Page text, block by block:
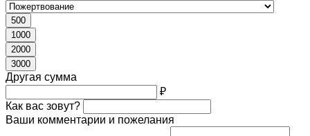
500
1000
2000
3000
Другая сумма
₽
Как вас зовут?
Ваши комментарии и пожелания